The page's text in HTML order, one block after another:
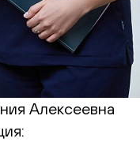
Алексеевна